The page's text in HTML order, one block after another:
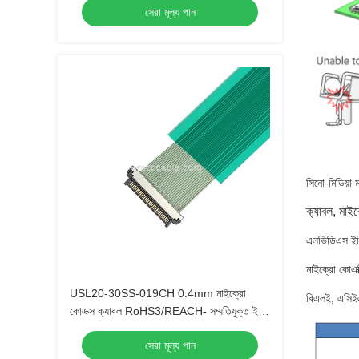
সেরা মূল্য পান
USL20-30SS-019CH 0.4mm মাইক্রো
কোএক্স ক্যাবল RoHS3/REACH- সম্মতিযুক্ত ইইউ
অটোমোবাইল নির্মাতাদের জন্য
সেরা মূল্য পান
সিনো-
ক্যাবল,
এলভিডিএস
মাইক্রো
বিএলই,